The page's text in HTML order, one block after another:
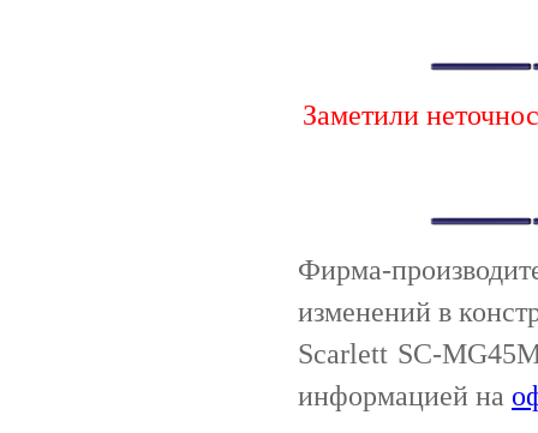
Заметили
Фирма-
изменений в
Scarlett SC-
информацией на